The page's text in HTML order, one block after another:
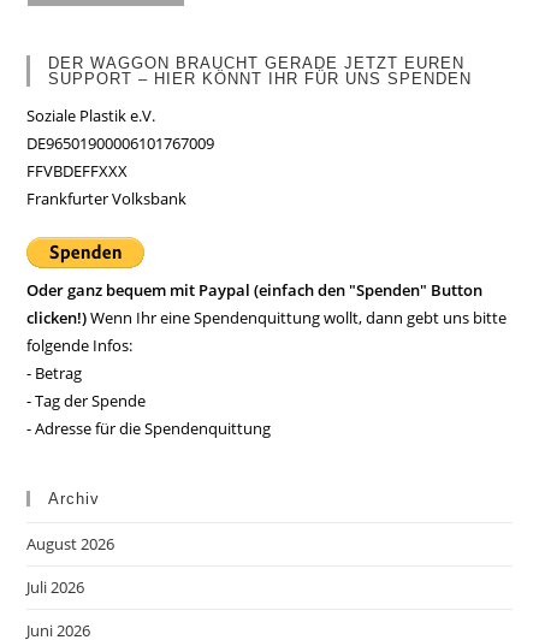
DER WAGGON BRAUCHT GERADE JETZT EUREN
SUPPORT – HIER KÖNNT IHR FÜR UNS SPENDEN
Soziale Plastik e.V.
DE96501900006101767009
FFVBDEFFXXX
Frankfurter Volksbank
Oder ganz bequem mit Paypal (einfach den "Spenden" Button
clicken!)Wenn Ihr eine Spendenquittung wollt, dann gebt uns bitte
folgende Infos:
- Betrag
- Tag der Spende
- Adresse für die Spendenquittung
Archiv
August 2026
Juli 2026
Juni 2026